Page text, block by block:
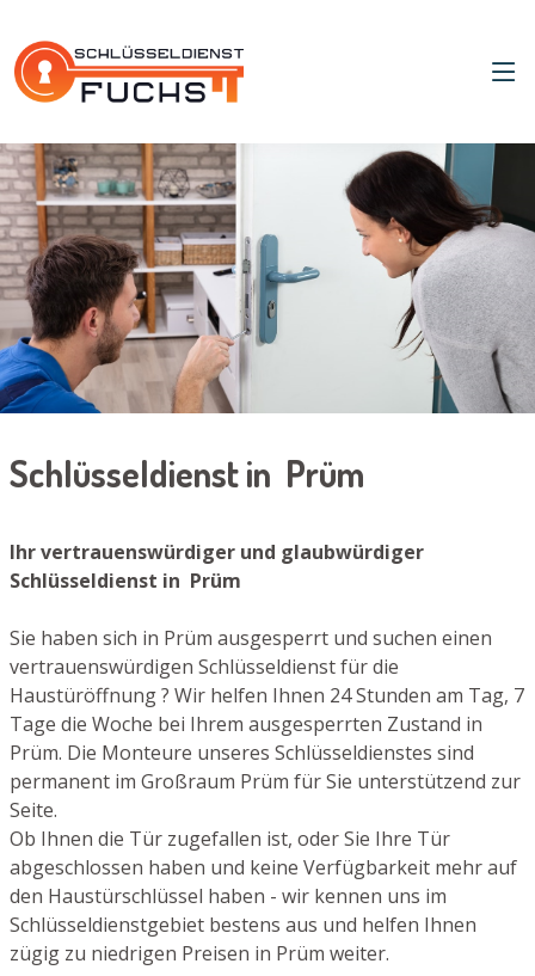
Schlüsseldienst in Prüm
Ihr vertrauenswürdiger und glaubwürdiger
Schlüsseldienst in Prüm
Sie haben sich in Prüm ausgesperrt und suchen einen
vertrauenswürdigen Schlüsseldienst für die
Haustüröffnung ? Wir helfen Ihnen 24 Stunden am Tag, 7
Tage die Woche bei Ihrem ausgesperrten Zustand in
Prüm. Die Monteure unseres Schlüsseldienstes sind
permanent im Großraum Prüm für Sie unterstützend zur
Seite.
Ob Ihnen die Tür zugefallen ist, oder Sie Ihre Tür
abgeschlossen haben und keine Verfügbarkeit mehr auf
den Haustürschlüssel haben - wir kennen uns im
Schlüsseldienstgebiet bestens aus und helfen Ihnen
zügig zu niedrigen Preisen in Prüm weiter.